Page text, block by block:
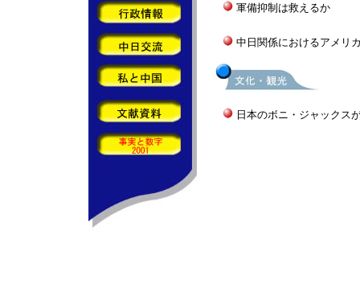
軍備抑制は救えるか
中日関係におけるアメリ
日本のボニ・ジャックス